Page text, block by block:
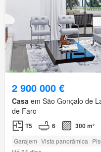
2 900 000 €
Casa em São Gonçalo de
de Faro
T5 6 300 m²
Garajem Vista panorâmica